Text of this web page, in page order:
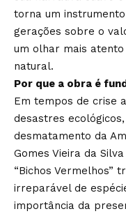
torna um
gerações sobre o
um olhar mais
natural.
Por que a obra é
Em tempos de crise
desastres
desmatamento da
Gomes Vieira da
“Bichos Vermelhos”
irreparável de
importância da